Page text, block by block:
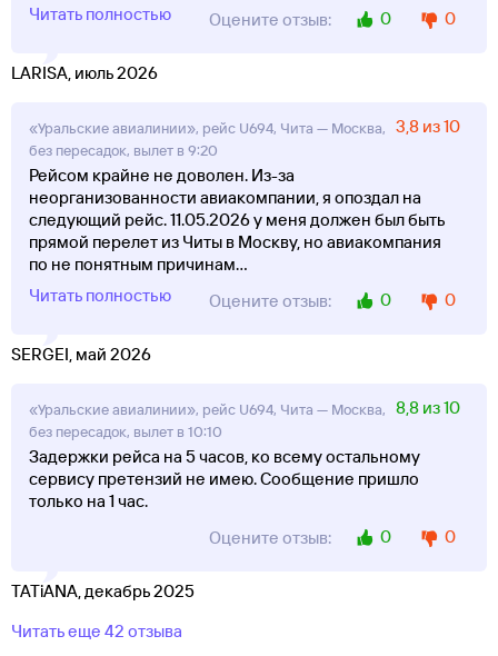
Читать полностью Оцените отзыв: 0 0
LARISA, июль 2026
«Уральские авиалинии», рейс U694, Чита — Москва,
без пересадок, вылет в 9:20
3,8 из 10
Рейсом крайне не доволен. Из-за
неорганизованности авиакомпании, я опоздал на
следующий рейс. 11.05.2026 у меня должен был быть
прямой перелет из Читы в Москву, но авиакомпания
по не понятным причинам...
Читать полностью
Оцените отзыв: 0 0
SERGEI, май 2026
«Уральские авиалинии», рейс U694, Чита — Москва,
без пересадок, вылет в 10:10
8,8 из 10
Задержки рейса на 5 часов, ко всему остальному
сервису претензий не имею. Сообщение пришло
только на 1 час.
Оцените отзыв:
0 0
TATiANA, декабрь 2025
Читать еще 42 отзыва